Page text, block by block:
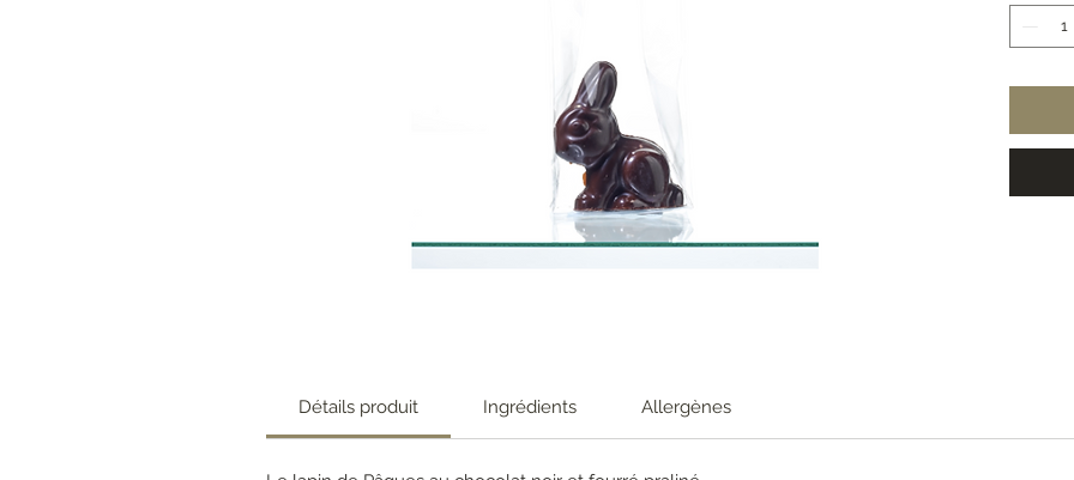
Détails produit Ingrédients Allergènes